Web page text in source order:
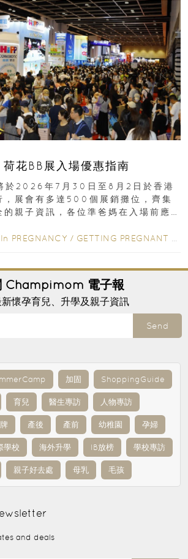
花BB展入場優惠指南
於2026年7月30日至8月2日於香港
，展會有多達500個展銷攤位，齊集
的親子資訊，各位準爸媽在入場前應
In PREGNANCY / GETTING PREGNANT
Champimom 電子報
懷孕育兒、升學及親子資訊
Send
加固 ShoppingGuide
育兒 醫生專訪 人物專訪
產後 產前 幼稚園 孕婦
學校 海外升學 IB放榜 學校專訪
親子好去處 母乳 毛孩
and deals